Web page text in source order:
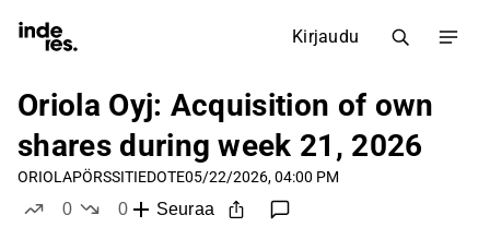
Kirjaudu
Oriola Oyj: Acquisition of own
shares during week 21, 2026
ORIOLAPÖRSSITIEDOTE05/22/2026, 04:00 PM
0
0
Seuraa